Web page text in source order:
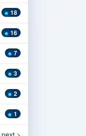
18
16
7
3
2
1